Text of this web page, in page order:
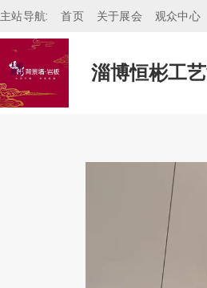
主站导航: 首页 关于展会 观众中心
淄博恒彬工